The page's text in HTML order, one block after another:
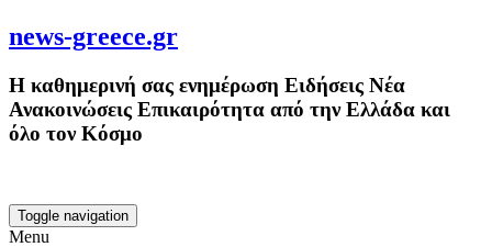
news-greece.gr
Η καθημερινή σας ενημέρωση Ειδήσεις Νέα
Ανακοινώσεις Επικαιρότητα από την Ελλάδα και
όλο τον Κόσμο
Toggle navigation
Menu